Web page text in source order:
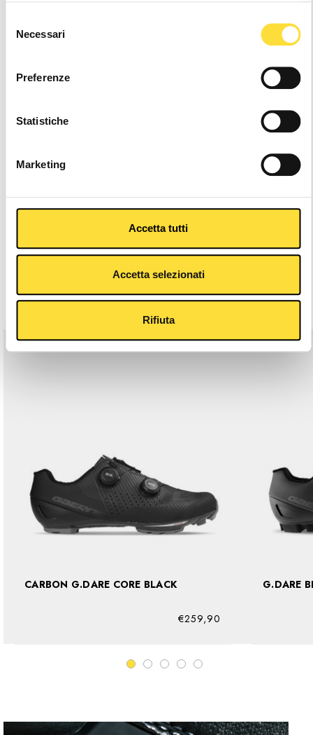
delNecessari
Preferenze
Statistiche
Marketing
Accetta tutti
Accetta selezionati
Rifiuta
Descrizione
Articoli Che Potrebbero Piacerti
CARBON G.DARE CORE BLACK
€259,90